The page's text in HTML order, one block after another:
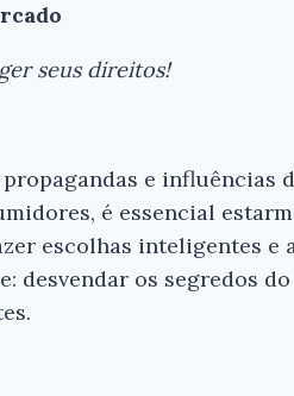
seus direitos!
e influências
é essencial
escolhas inteligentes e
desvendar os segredos